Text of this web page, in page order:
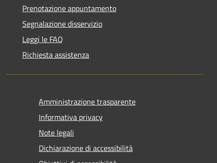
Prenotazione appuntamento
Segnalazione disservizio
Leggi le FAQ
Richiesta assistenza
Amministrazione trasparente
Informativa privacy
Note legali
Dichiarazione di accessibilità